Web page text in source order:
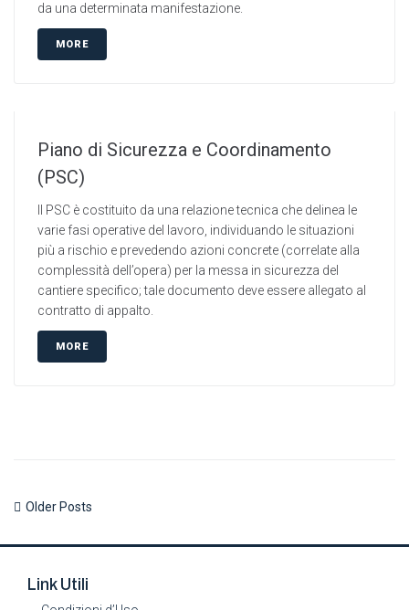
da una determinata manifestazione.
MORE
Piano di Sicurezza e Coordinamento
(PSC)
Il PSC è costituito da una relazione tecnica che delinea le
varie fasi operative del lavoro, individuando le situazioni
più a rischio e prevedendo azioni concrete (correlate alla
complessità dell’opera) per la messa in sicurezza del
cantiere specifico; tale documento deve essere allegato al
contratto di appalto.
MORE
Older Posts
Link Utili